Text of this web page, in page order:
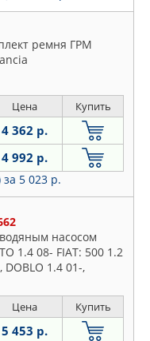
ремня ГРМ
Цена Купить
4 362 р.
4 992 р.
за 5 023 р.
насосом
1.4 08- FIAT: 500 1.2
DOBLO 1.4 01-,
Цена Купить
5 453 р.